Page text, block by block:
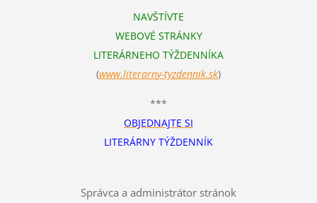
NAVŠTÍVTE
WEBOVÉ STRÁNKY
LITERÁRNEHO TÝŽDENNÍKA
(www.literarny-tyzdennik.sk)
***
OBJEDNAJTE SI
LITERÁRNY TÝŽDENNÍK
Správca a administrátor stránok